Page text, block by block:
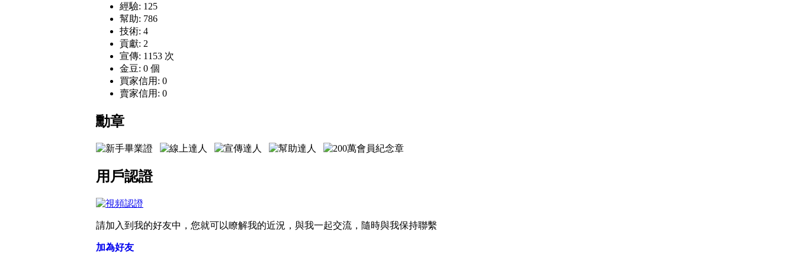
經驗: 125
幫助: 786
技術: 4
貢獻: 2
宣傳: 1153 次
金豆: 0 個
買家信用: 0
賣家信用: 0
勳章
用戶認證
請加入到我的好友中，您就可以瞭解我的近況，與我一起交流，隨時與我保持聯繫
加為好友